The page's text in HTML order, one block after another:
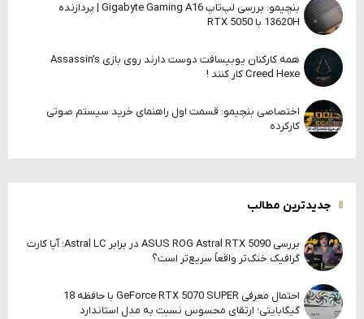
بنچیمو: بررسی لپ‌تاپ Gigabyte Gaming A16 | پردازنده
13620H با RTX 5050
همه کارکنان یوبیسافت دوست دارند روی بازی Assassin’s
Creed Hexe کار کنند !
اختصاصی بنچیمو: قسمت اول راهنمای خرید سیستم صوتی
کارکرده
جدیدترین مطالب
بررسی ASUS ROG Astral RTX 5090 در برابر Astral LC؛ آیا کارت
گرافیک خنک‌تر واقعاً سریع‌تر است؟
احتمال معرفی GeForce RTX 5070 SUPER با حافظه 18
گیگابایتی؛ ارتقای محسوس نسبت به مدل استاندارد